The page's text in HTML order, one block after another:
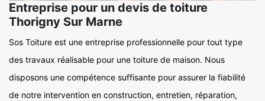
Entreprise pour un devis de toiture
Thorigny Sur Marne
Sos Toiture est une entreprise professionnelle pour tout type
des travaux réalisable pour une toiture de maison. Nous
disposons une compétence suffisante pour assurer la fiabilité
de notre intervention en construction, entretien, réparation,